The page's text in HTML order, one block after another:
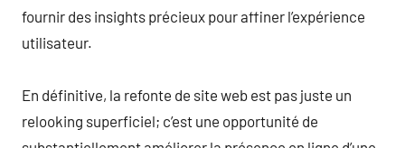
fournir des insights précieux pour affiner l’expérience
utilisateur.
En définitive, la refonte de site web est pas juste un
relooking superficiel; c’est une opportunité de